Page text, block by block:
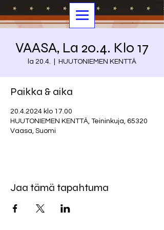
VAASA, La 20.4. Klo 17
la 20.4. HUUTONIEMEN KENTTÄ
Paikka & aika
20.4.2024 klo 17.00
HUUTONIEMEN KENTTÄ, Teininkuja, 65320
Vaasa, Suomi
Jaa tämä tapahtuma